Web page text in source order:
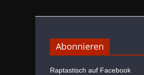
Abonnieren
Raptastisch auf Facebook